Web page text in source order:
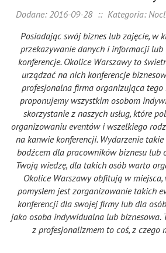
Dodane: 2016-09-28 :: Kategoria:
Posiadając swój biznes lub zajęcie, w
przekazywanie danych i informacji lub
konferencje. Okolice Warszawy to
urządzać na nich konferencje
profesjonalna firma organizująca tego
proponujemy wszystkim osobom
skorzystanie z naszych usług, które
organizowaniu eventów i wszelkiego
na kanwie konferencji. Wydarzenie takie
bodźcem dla pracowników biznesu lub
Twoją wiedzę, dla takich osób warto
Okolice Warszawy obfitują w
pomysłem jest zorganizowanie takich
konferencji dla swojej firmy lub dla
jako osoba indywidualna lub biznesowa.
z profesjonalizmem to coś, z czego